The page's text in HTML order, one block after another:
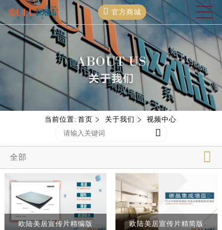
官方商城
当前位置: 首页 关于我们 视频中心
全部
欧陆美居宣传片精编版 欧陆美居宣传片精简版